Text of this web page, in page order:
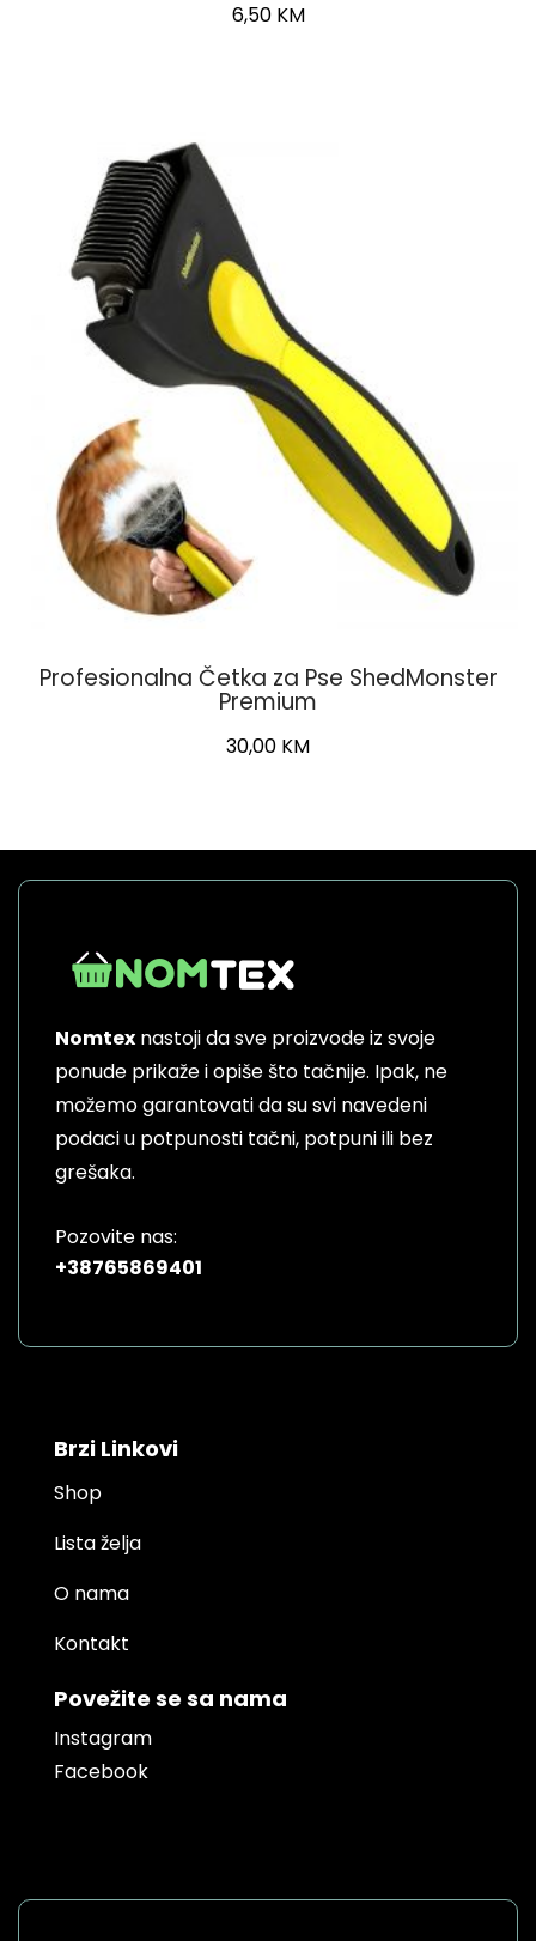
6,50 KM
Profesionalna Četka za Pse ShedMonster
Premium
30,00 KM
Nomtex nastoji da sve proizvode iz svoje
ponude prikaže i opiše što tačnije. Ipak, ne
možemo garantovati da su svi navedeni
podaci u potpunosti tačni, potpuni ili bez
grešaka.
Pozovite nas:
+38765869401
Brzi Linkovi
Shop
Lista želja
O nama
Kontakt
Povežite se sa nama
Instagram
Facebook